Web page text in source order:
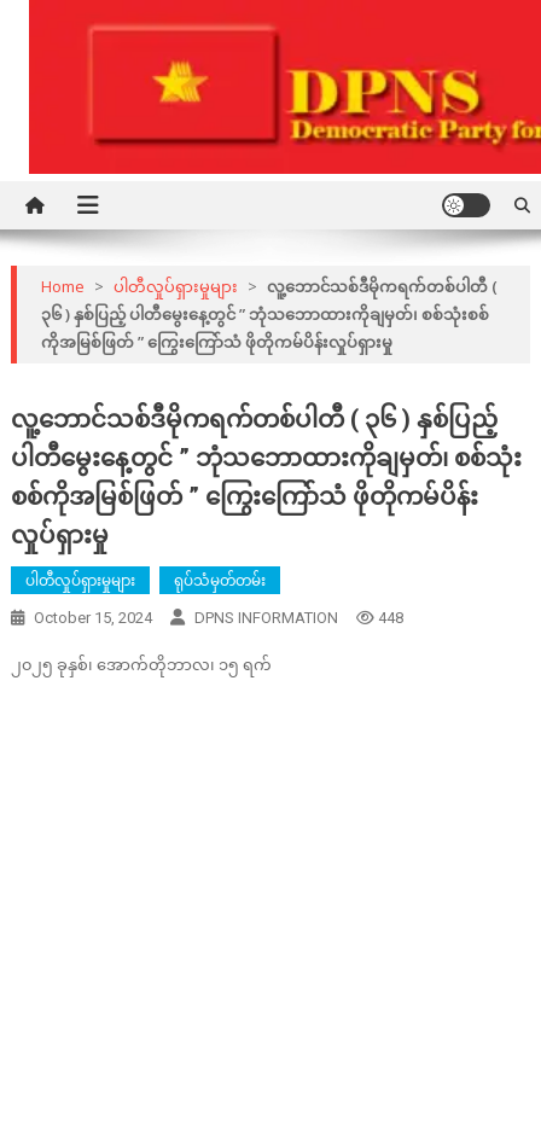
DPNS
Home > ပါတီလှုပ်ရှားမှုများ > လူ့ဘောင်သစ်ဒီမိုကရက်တစ်ပါတီ (
၃၆ ) နှစ်ပြည့် ပါတီမွေးနေ့တွင် ” ဘုံသဘောထားကိုချမှတ်၊ စစ်သုံးစစ်
ကိုအမြစ်ဖြတ် ” ကြွေးကြော်သံ ဖိုတိုကမ်ပိန်းလှုပ်ရှားမှု
လူ့ဘောင်သစ်ဒီမိုကရက်တစ်ပါတီ ( ၃၆ ) နှစ်ပြည့်
ပါတီမွေးနေ့တွင် ” ဘုံသဘောထားကိုချမှတ်၊ စစ်သုံး
စစ်ကိုအမြစ်ဖြတ် ” ကြွေးကြော်သံ ဖိုတိုကမ်ပိန်း
လှုပ်ရှားမှု
ပါတီလှုပ်ရှားမှုများ ရုပ်သံမှတ်တမ်း
October 15, 2024 DPNS INFORMATION 448
၂၀၂၅ ခုနှစ်၊ အောက်တိုဘာလ၊ ၁၅ ရက်